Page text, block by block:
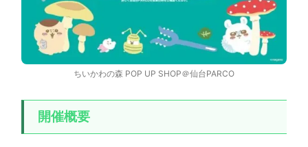
ちいかわの森 POP UP SHOP＠仙台PARCO
開催概要